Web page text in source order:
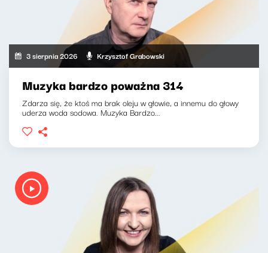
3 sierpnia 2026 Krzysztof Grabowski
Muzyka bardzo poważna 314
Zdarza się, że ktoś ma brak oleju w głowie, a innemu do głowy
uderza woda sodowa. Muzyka Bardzo...